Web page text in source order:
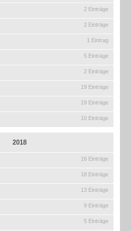
2 Einträge
2 Einträge
1 Eintrag
5 Einträge
2 Einträge
19 Einträge
19 Einträge
10 Einträge
2018
16 Einträge
18 Einträge
13 Einträge
9 Einträge
5 Einträge